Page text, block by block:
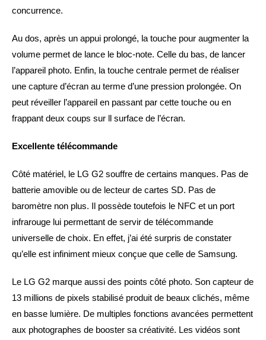
concurrence.
Au dos, après un appui prolongé, la touche pour augmenter la
volume permet de lance le bloc-note. Celle du bas, de lancer
l’appareil photo. Enfin, la touche centrale permet de réaliser
une capture d’écran au terme d’une pression prolongée. On
peut réveiller l’appareil en passant par cette touche ou en
frappant deux coups sur ll surface de l’écran.
Excellente télécommande
Côté matériel, le LG G2 souffre de certains manques. Pas de
batterie amovible ou de lecteur de cartes SD. Pas de
baromètre non plus. Il possède toutefois le NFC et un port
infrarouge lui permettant de servir de télécommande
universelle de choix. En effet, j’ai été surpris de constater
qu’elle est infiniment mieux conçue que celle de Samsung.
Le LG G2 marque aussi des points côté photo. Son capteur de
13 millions de pixels stabilisé produit de beaux clichés, même
en basse lumière. De multiples fonctions avancées permettent
aux photographes de booster sa créativité. Les vidéos sont